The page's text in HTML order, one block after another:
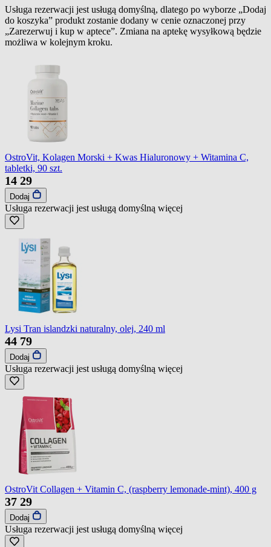
Usługa rezerwacji jest usługą domyślną, dlatego po wyborze „Dodaj
do koszyka” produkt zostanie dodany w cenie oznaczonej przy
„Zarezerwuj i kup w aptece”. Zmiana na aptekę wysyłkową będzie
możliwa w kolejnym kroku.
OstroVit, Kolagen Morski + Kwas Hialuronowy + Witamina C,
tabletki, 90 szt.
14 29
Dodaj
Usługa rezerwacji jest usługą domyślną więcej
Lysi Tran islandzki naturalny, olej, 240 ml
44 79
Dodaj
Usługa rezerwacji jest usługą domyślną więcej
OstroVit Collagen + Vitamin C, (raspberry lemonade-mint), 400 g
37 29
Dodaj
Usługa rezerwacji jest usługą domyślną więcej